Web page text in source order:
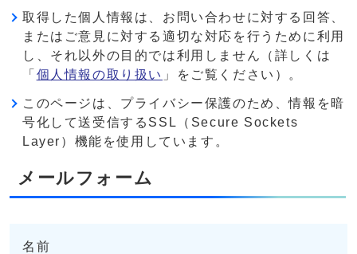
取得した個人情報は、お問い合わせに対する回答、
またはご意見に対する適切な対応を行うために利用
し、それ以外の目的では利用しません（詳しくは
「 個人情報の取り扱い 」をご覧ください）。
このページは、プライバシー保護のため、情報を暗
号化して送受信するSSL（Secure Sockets
Layer）機能を使用しています。
メールフォーム
名前